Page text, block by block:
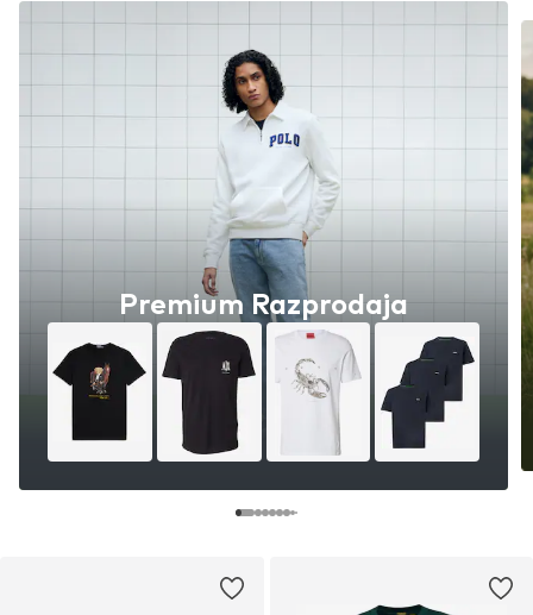
Premium Razprodaja